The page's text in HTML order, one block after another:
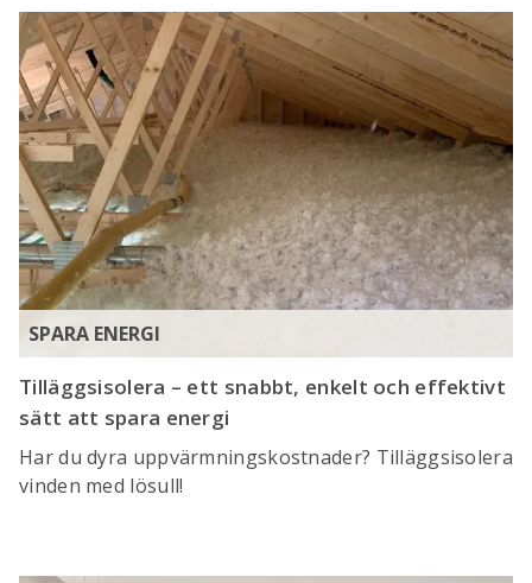
SPARA ENERGI
Tilläggsisolera – ett snabbt, enkelt och effektivt
sätt att spara energi
Har du dyra uppvärmningskostnader? Tilläggsisolera
vinden med lösull!